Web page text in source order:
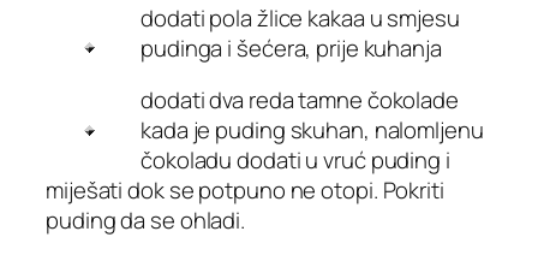
dodati pola žlice kakaa u smjesu
pudinga i šećera, prije kuhanja
dodati dva reda tamne čokolade
kada je puding skuhan, nalomljenu
čokoladu dodati u vruć puding i
miješati dok se potpuno ne otopi. Pokriti
puding da se ohladi.